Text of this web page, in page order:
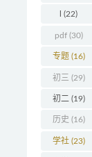
(22)
pdf(30)
专题 (16)
初三 (29)
初二 (19)
历史 (16)
学社(23)